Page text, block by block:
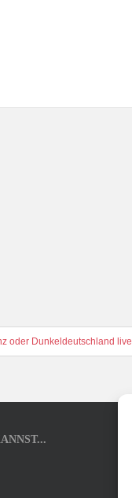
oder Dunkeldeutschland live